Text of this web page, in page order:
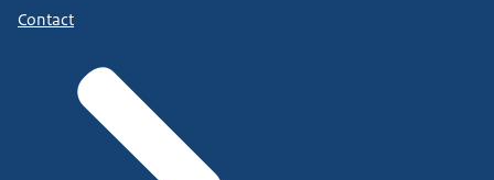
Contact